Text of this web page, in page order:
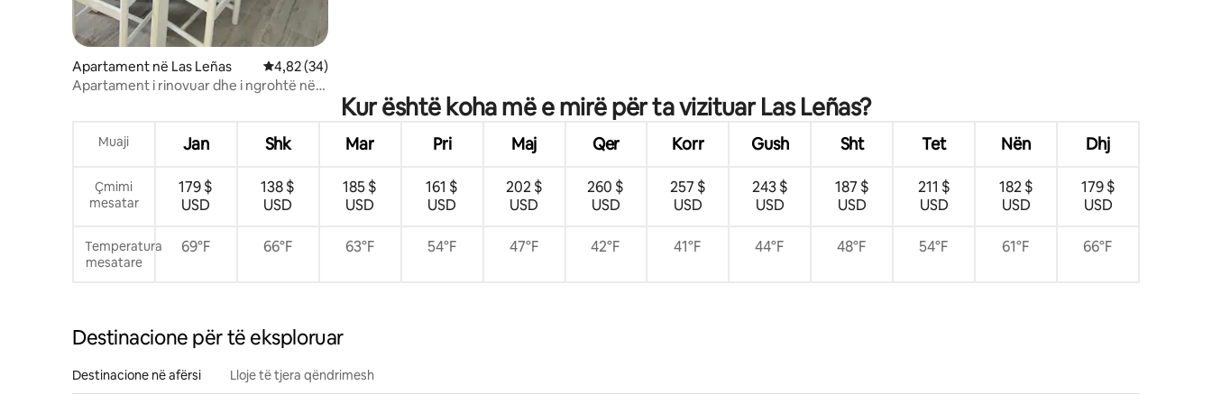
Apartament në Las Leñas Vlerësimi mesatar 4,82 nga 5, 34 vlerësime
4,82 (34)
Apartament i rinovuar dhe i ngrohtë në
Kur është koha më e mirë për ta vizituar Las Leñas?
Muaji Jan Shk Mar Pri Maj Qer Korr Gush Sht Tet Nën Dhj
Çmimi
mesatar
179 $
USD
138 $
USD
185 $
USD
161 $
USD
202 $
USD
260 $
USD
257 $
USD
243 $
USD
187 $
USD
211 $
USD
182 $
USD
179 $
USD
Temperatura
mesatare
69°F 66°F 63°F 54°F 47°F 42°F 41°F 44°F 48°F 54°F 61°F 66°F
Destinacione për të eksploruar
Destinacione në afërsi Lloje të tjera qëndrimesh